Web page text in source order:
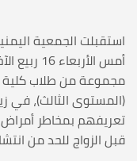
استقبلت الجمعية
مجموعة من طلاب كلية
(المستوى الثالث)، في
تعريفهم بمخاطر أمراض
قبل الزواج للحد من